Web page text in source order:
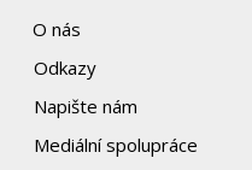
O nás
Odkazy
Napište nám
Mediální spolupráce